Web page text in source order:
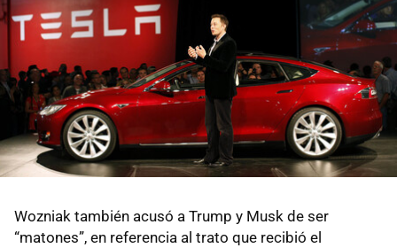
Wozniak también acusó a Trump y Musk de ser
“matones”, en referencia al trato que recibió el